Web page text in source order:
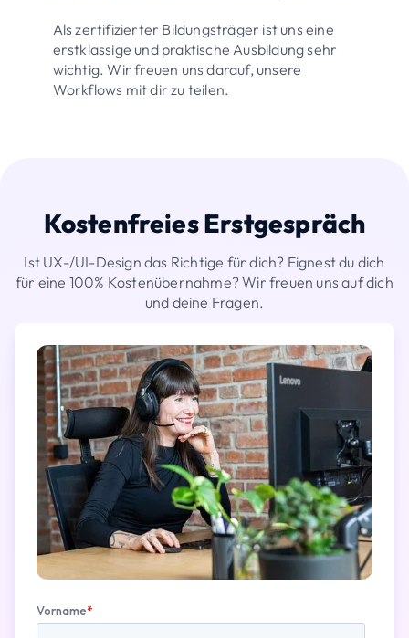
Als zertifizierter Bildungsträger ist uns eine
erstklassige und praktische Ausbildung sehr
wichtig. Wir freuen uns darauf, unsere
Workflows mit dir zu teilen.
Kostenfreies Erstgespräch
Ist UX-/UI-Design das Richtige für dich? Eignest du dich
für eine 100% Kostenübernahme? Wir freuen uns auf dich
und deine Fragen.